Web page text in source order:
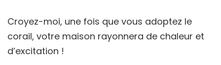
Croyez-moi, une fois que vous adoptez le
corail, votre maison rayonnera de chaleur et
d’excitation !